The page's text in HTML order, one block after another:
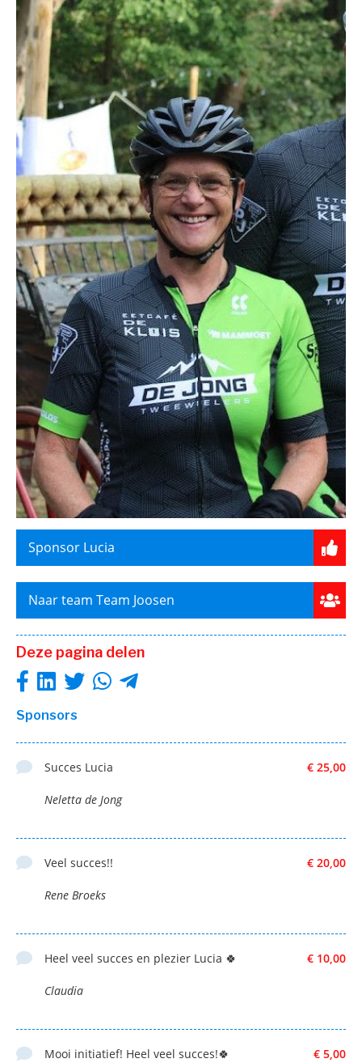
Sponsor Lucia
Naar team Team Joosen
Deze pagina delen
Sponsors
€ 25,00
Succes Lucia
Neletta de Jong
€ 20,00
Veel succes!!
Rene Broeks
€ 10,00
Heel veel succes en plezier Lucia 🍀
Claudia
€ 5,00
Mooi initiatief! Heel veel succes!🍀